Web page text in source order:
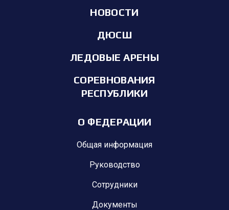
НОВОСТИ
ДЮСШ
ЛЕДОВЫЕ АРЕНЫ
СОРЕВНОВАНИЯ
РЕСПУБЛИКИ
О ФЕДЕРАЦИИ
Общая информация
Руководство
Сотрудники
Документы